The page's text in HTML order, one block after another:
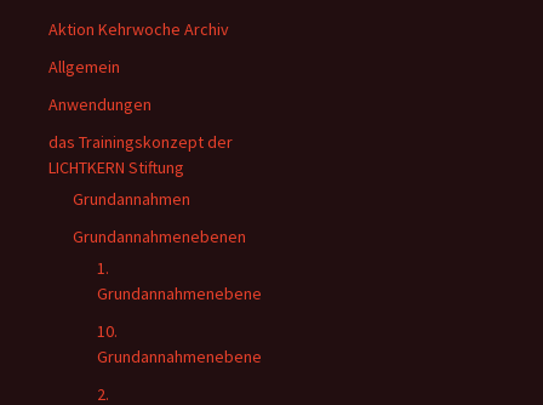
Aktion Kehrwoche Archiv
Allgemein
Anwendungen
das Trainingskonzept der
LICHTKERN Stiftung
Grundannahmen
Grundannahmenebenen
1.
Grundannahmenebene
10.
Grundannahmenebene
2.